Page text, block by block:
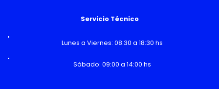
Servicio Técnico
Lunes a Viernes: 08:30 a 18:30 hs
Sábado: 09:00 a 14:00 hs